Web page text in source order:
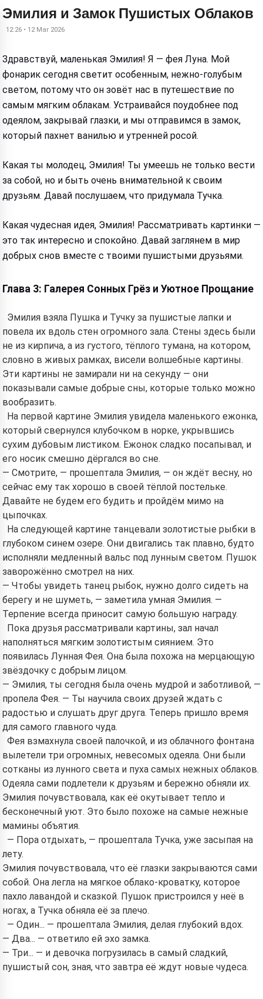
Эмилия и Замок Пушистых Облаков
12:26 • 12 Mar 2026
Здравствуй, маленькая Эмилия! Я — фея Луна. Мой
фонарик сегодня светит особенным, нежно-голубым
светом, потому что он зовёт нас в путешествие по
самым мягким облакам. Устраивайся поудобнее под
одеялом, закрывай глазки, и мы отправимся в замок,
который пахнет ванилью и утренней росой.
Какая ты молодец, Эмилия! Ты умеешь не только вести
за собой, но и быть очень внимательной к своим
друзьям. Давай послушаем, что придумала Тучка.
Какая чудесная идея, Эмилия! Рассматривать картинки —
это так интересно и спокойно. Давай заглянем в мир
добрых снов вместе с твоими пушистыми друзьями.
Глава 3: Галерея Сонных Грёз и Уютное Прощание
Эмилия взяла Пушка и Тучку за пушистые лапки и
повела их вдоль стен огромного зала. Стены здесь были
не из кирпича, а из густого, тёплого тумана, на котором,
словно в живых рамках, висели волшебные картины.
Эти картины не замирали ни на секунду — они
показывали самые добрые сны, которые только можно
вообразить.
На первой картине Эмилия увидела маленького ежонка,
который свернулся клубочком в норке, укрывшись
сухим дубовым листиком. Ежонок сладко посапывал, и
его носик смешно дёргался во сне.
— Смотрите, — прошептала Эмилия, — он ждёт весну, но
сейчас ему так хорошо в своей тёплой постельке.
Давайте не будем его будить и пройдём мимо на
цыпочках.
На следующей картине танцевали золотистые рыбки в
глубоком синем озере. Они двигались так плавно, будто
исполняли медленный вальс под лунным светом. Пушок
заворожённо смотрел на них.
— Чтобы увидеть танец рыбок, нужно долго сидеть на
берегу и не шуметь, — заметила умная Эмилия. —
Терпение всегда приносит самую большую награду.
Пока друзья рассматривали картины, зал начал
наполняться мягким золотистым сиянием. Это
появилась Лунная Фея. Она была похожа на мерцающую
звёздочку с добрым лицом.
— Эмилия, ты сегодня была очень мудрой и заботливой, —
пропела Фея. — Ты научила своих друзей ждать с
радостью и слушать друг друга. Теперь пришло время
для самого главного чуда.
Фея взмахнула своей палочкой, и из облачного фонтана
вылетели три огромных, невесомых одеяла. Они были
сотканы из лунного света и пуха самых нежных облаков.
Одеяла сами подлетели к друзьям и бережно обняли их.
Эмилия почувствовала, как её окутывает тепло и
бесконечный уют. Это было похоже на самые нежные
мамины объятия.
— Пора отдыхать, — прошептала Тучка, уже засыпая на
лету.
Эмилия почувствовала, что её глазки закрываются сами
собой. Она легла на мягкое облако-кроватку, которое
пахло лавандой и сказкой. Пушок пристроился у неё в
ногах, а Тучка обняла её за плечо.
— Один... — прошептала Эмилия, делая глубокий вдох.
— Два... — ответило ей эхо замка.
— Три... — и девочка погрузилась в самый сладкий,
пушистый сон, зная, что завтра её ждут новые чудеса.